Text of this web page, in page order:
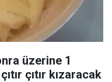
üzerine 1
çıtır kızaracak